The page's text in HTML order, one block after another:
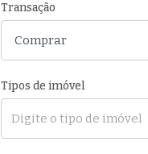
Transação
Tipos de imóvel